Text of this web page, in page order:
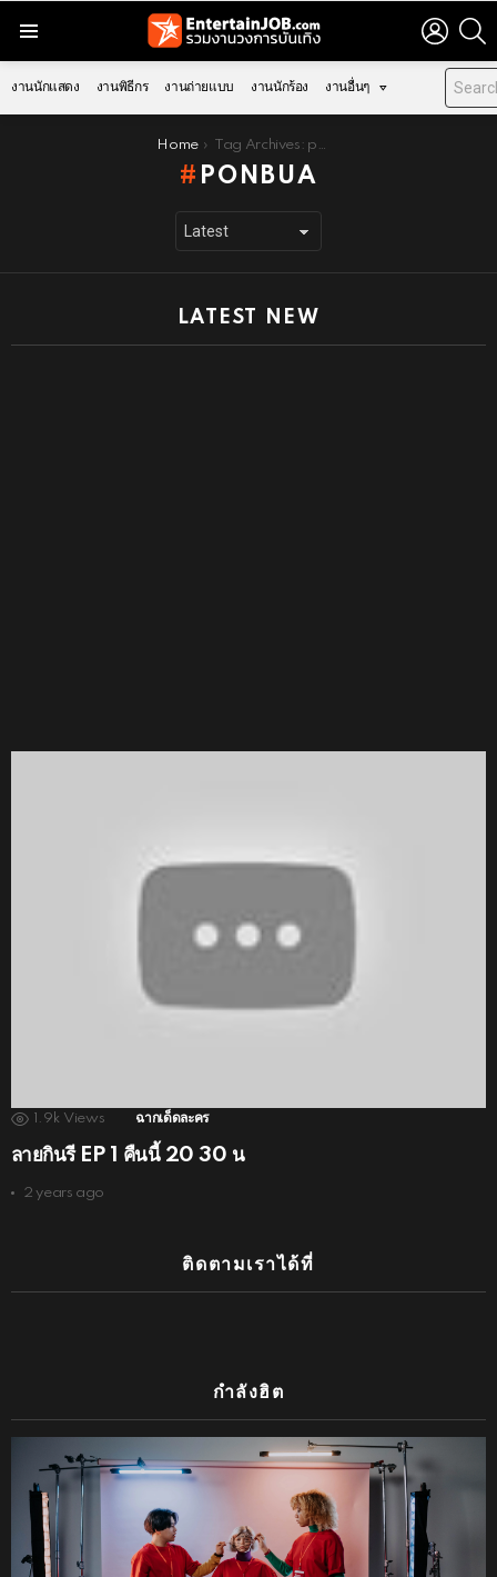
LOGIN
งานนักแสดง งานพิธีกร งานถ่ายแบบ งานนักร้อง งานอื่นๆ
Home Tag Archives: ponbua
PONBUA
LATEST NEW
1.9k Views ฉากเด็ดละคร
ลายกินรี EP 1 คืนนี้ 20 30 น
2 years ago
ติดตามเราได้ที่
กำลังฮิต